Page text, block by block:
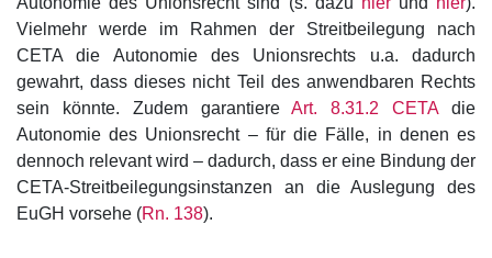
Vielmehr werde im Rahmen der Streitbeilegung nach
CETA die Autonomie des Unionsrechts u.a. dadurch
gewahrt, dass dieses nicht Teil des anwendbaren Rechts
sein könnte. Zudem garantiereArt. 8.31.2 CETAdie
Autonomie des Unionsrecht – für die Fälle, in denen es
dennoch relevant wird – dadurch, dass er eine Bindung der
CETA-Streitbeilegungsinstanzen an die Auslegung des
EuGH vorsehe (Rn. 138).